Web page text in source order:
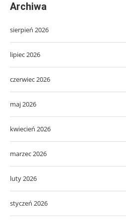
Archiwa
sierpień 2026
lipiec 2026
czerwiec 2026
maj 2026
kwiecień 2026
marzec 2026
luty 2026
styczeń 2026